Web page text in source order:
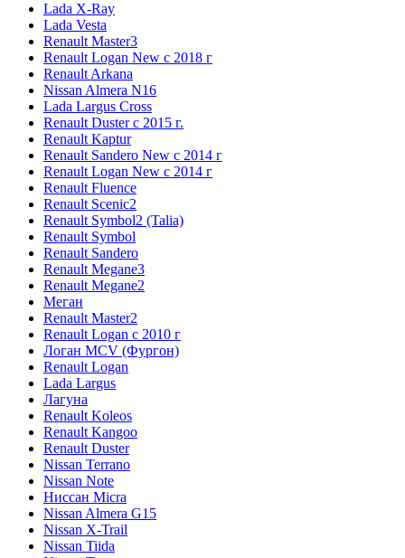
Lada X-Ray
Lada Vesta
Renault Master3
Renault Logan New с 2018 г
Renault Arkana
Nissan Almera N16
Lada Largus Cross
Renault Duster с 2015 г.
Renault Kaptur
Renault Sandero New с 2014 г
Renault Logan New с 2014 г
Renault Fluence
Renault Scenic2
Renault Symbol2 (Talia)
Renault Symbol
Renault Sandero
Renault Megane3
Renault Megane2
Меган
Renault Master2
Renault Logan c 2010 г
Логан МСV (Фургон)
Renault Logan
Lada Largus
Лагуна
Renault Koleos
Renault Kangoo
Renault Duster
Nissan Terrano
Nissan Note
Ниссан Micra
Nissan Almera G15
Nissan X-Trail
Nissan Tiida